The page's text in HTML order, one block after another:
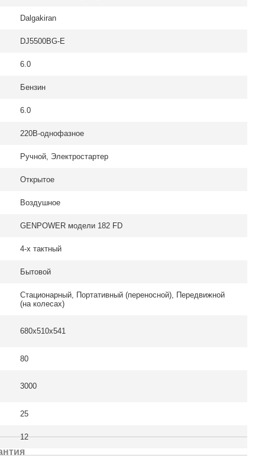
Dalgakiran
DJ5500BG-E
6.0
Бензин
6.0
220В-однофазное
Ручной, Электростартер
Открытое
Воздушное
GENPOWER модели 182 FD
4-х тактный
Бытовой
Стационарный, Портативный (переносной), Передвижной
(на колесах)
680x510x541
80
3000
25
12